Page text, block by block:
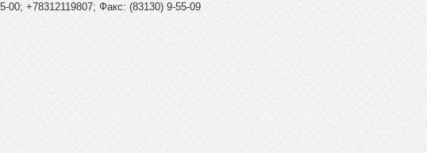
00; +78312119807; Факс: (83130) 9-55-09